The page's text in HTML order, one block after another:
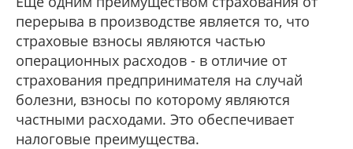
перерыва в производстве является то, что
страховые взносы являются частью
операционных расходов - в отличие от
страхования предпринимателя на случай
болезни, взносы по которому являются
частными расходами. Это обеспечивает
налоговые преимущества.